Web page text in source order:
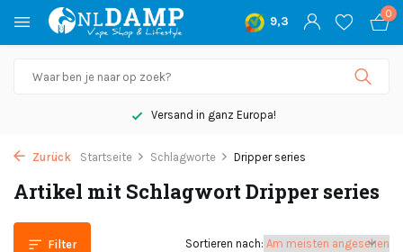
9,3
0
Versand in ganz Europa!
Zurück Startseite Schlagworte Dripper series
Artikel mit Schlagwort Dripper series
Filter Sortieren nach: